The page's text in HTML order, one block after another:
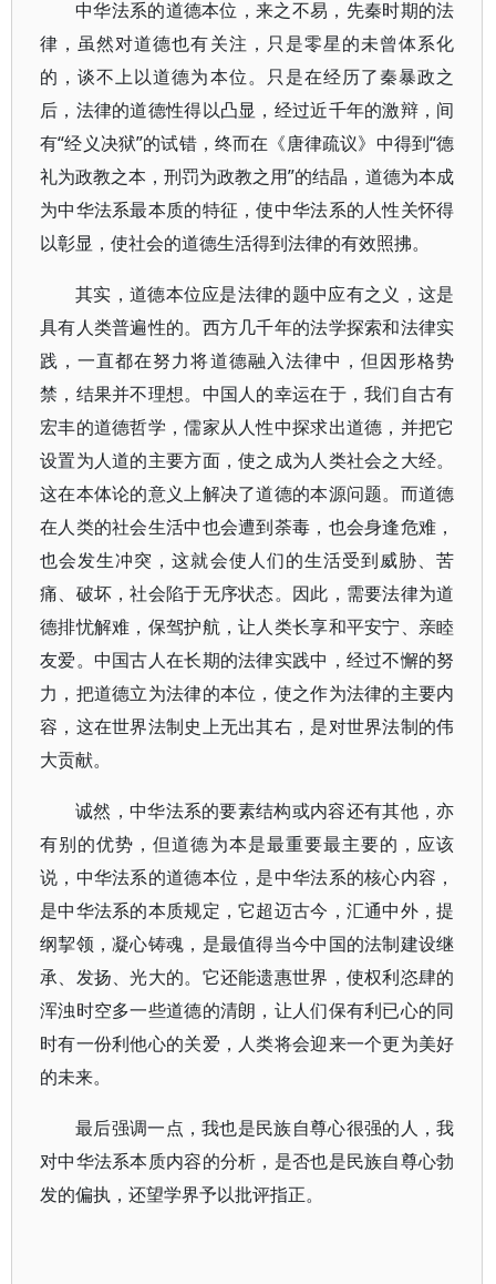
中华法系的道德本位，来之不易，先秦时期的法
律，虽然对道德也有关注，只是零星的未曾体系化
的，谈不上以道德为本位。只是在经历了秦暴政之
后，法律的道德性得以凸显，经过近千年的激辩，间
有“经义决狱”的试错，终而在《唐律疏议》中得到“德
礼为政教之本，刑罚为政教之用”的结晶，道德为本成
为中华法系最本质的特征，使中华法系的人性关怀得
以彰显，使社会的道德生活得到法律的有效照拂。
其实，道德本位应是法律的题中应有之义，这是
具有人类普遍性的。西方几千年的法学探索和法律实
践，一直都在努力将道德融入法律中，但因形格势
禁，结果并不理想。中国人的幸运在于，我们自古有
宏丰的道德哲学，儒家从人性中探求出道德，并把它
设置为人道的主要方面，使之成为人类社会之大经。
这在本体论的意义上解决了道德的本源问题。而道德
在人类的社会生活中也会遭到荼毒，也会身逢危难，
也会发生冲突，这就会使人们的生活受到威胁、苦
痛、破坏，社会陷于无序状态。因此，需要法律为道
德排忧解难，保驾护航，让人类长享和平安宁、亲睦
友爱。中国古人在长期的法律实践中，经过不懈的努
力，把道德立为法律的本位，使之作为法律的主要内
容，这在世界法制史上无出其右，是对世界法制的伟
大贡献。
诚然，中华法系的要素结构或内容还有其他，亦
有别的优势，但道德为本是最重要最主要的，应该
说，中华法系的道德本位，是中华法系的核心内容，
是中华法系的本质规定，它超迈古今，汇通中外，提
纲挈领，凝心铸魂，是最值得当今中国的法制建设继
承、发扬、光大的。它还能遗惠世界，使权利恣肆的
浑浊时空多一些道德的清朗，让人们保有利已心的同
时有一份利他心的关爱，人类将会迎来一个更为美好
的未来。
最后强调一点，我也是民族自尊心很强的人，我
对中华法系本质内容的分析，是否也是民族自尊心勃
发的偏执，还望学界予以批评指正。